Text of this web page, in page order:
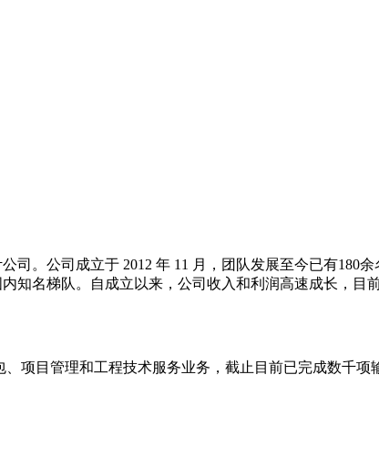
司。公司成立于 2012 年 11 月，团队发展至今已有180
知名梯队。自成立以来，公司收入和利润高速成长，目
项目管理和工程技术服务业务，截止目前已完成数千项